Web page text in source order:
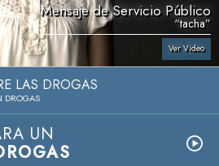
Mensaje de Servicio Público
“tacha”
Ver Video
LAS DROGAS
DROGAS
UN